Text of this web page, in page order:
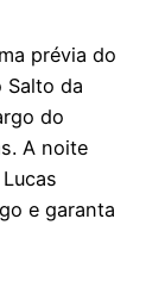
prévia do
Salto da
do
A noite
e garanta